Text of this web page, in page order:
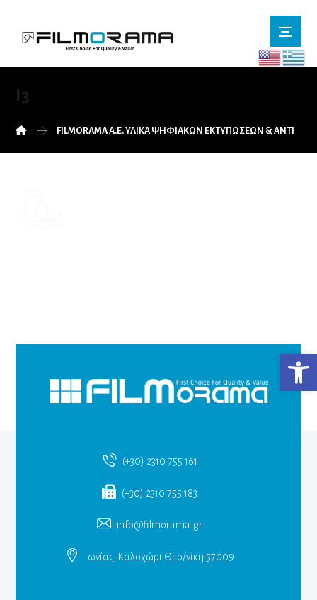
I3
FILMORAMA Α.Ε. ΥΛΙΚΑ ΨΗΦΙΑΚΩΝ ΕΚΤΥΠΩΣΕΩΝ &
(+30) 2310 755 161
(+30) 2310 755 183
info@filmorama.gr
Ιωνίας, Καλοχώρι Θεσ/νίκη 57009